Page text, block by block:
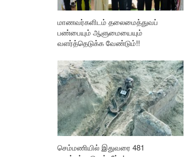
மாணவர்களிடம் தலைமைத்துவப்
பண்பையும் ஆளுமையையும்
வளர்த்தெடுக்க வேண்டும்!!
செம்மணியில் இதுவரை 481